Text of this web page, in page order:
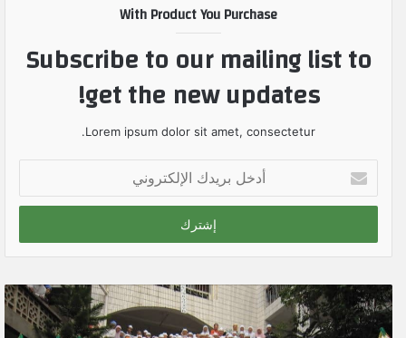
With Product You Purchase
Subscribe to our mailing list to
get the new updates!
Lorem ipsum dolor sit amet, consectetur.
خ
ب
ي
د
ك